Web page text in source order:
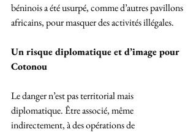
béninois a été usurpé, comme d’autres pavillons
africains, pour masquer des activités illégales.
Un risque diplomatique et d’image pour
Cotonou
Le danger n’est pas territorial mais
diplomatique. Être associé, même
indirectement, à des opérations de